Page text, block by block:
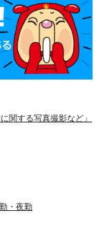
関する写真撮影など」
・夜勤